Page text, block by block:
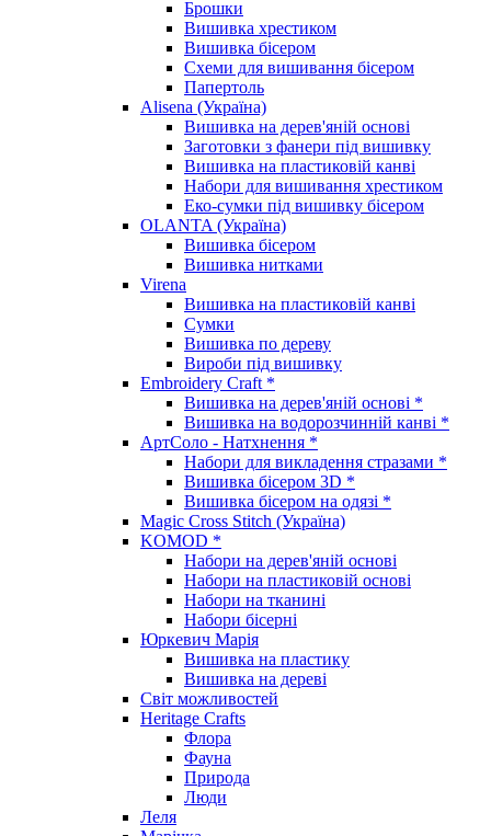
Брошки
Вишивка хрестиком
Вишивка бісером
Схеми для вишивання бісером
Папертоль
Alisena (Україна)
Вишивка на дерев'яній основі
Заготовки з фанери під вишивку
Вишивка на пластиковій канві
Набори для вишивання хрестиком
Еко-сумки під вишивку бісером
OLANTA (Україна)
Вишивка бісером
Вишивка нитками
Virena
Вишивка на пластиковій канві
Сумки
Вишивка по дереву
Вироби під вишивку
Embroidery Craft *
Вишивка на дерев'яній основі *
Вишивка на водорозчинній канві *
АртСоло - Натхнення *
Набори для викладення стразами *
Вишивка бісером 3D *
Вишивка бісером на одязі *
Magic Cross Stitch (Україна)
KOMOD *
Набори на дерев'яній основі
Набори на пластиковій основі
Набори на тканині
Набори бісерні
Юркевич Марія
Вишивка на пластику
Вишивка на дереві
Світ можливостей
Heritage Crafts
Флора
Фауна
Природа
Люди
Леля